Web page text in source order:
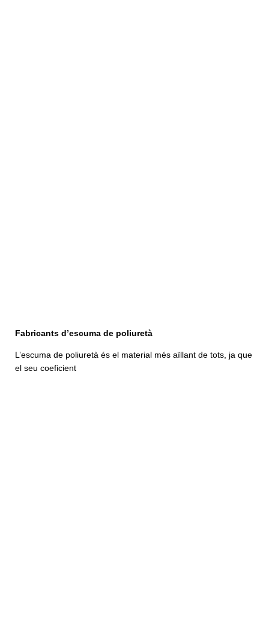
Fabricants d’escuma de poliuretà
L’escuma de poliuretà és el material més aïllant de tots, ja que
el seu coeficient